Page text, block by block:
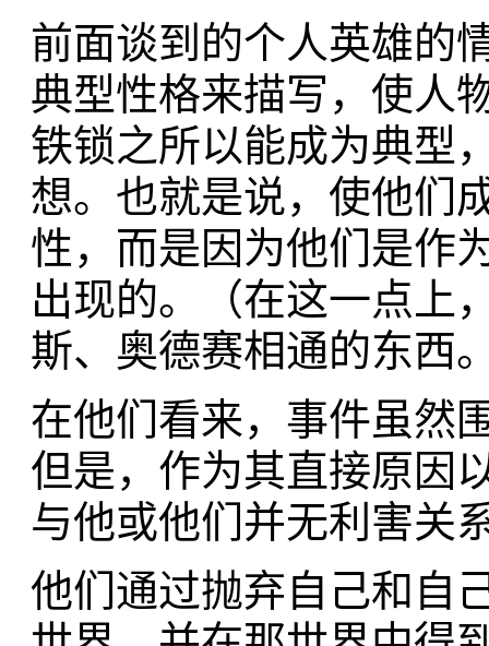
前面谈到的个人英雄的
典型性格来描写，使人
铁锁之所以能成为典型
想。也就是说，使他们
性，而是因为他们是作
出现的。（在这一点上
斯、奥德赛相通的东西
在他们看来，事件虽然
但是，作为其直接原因
与他或他们并无利害关
他们通过抛弃自己和自